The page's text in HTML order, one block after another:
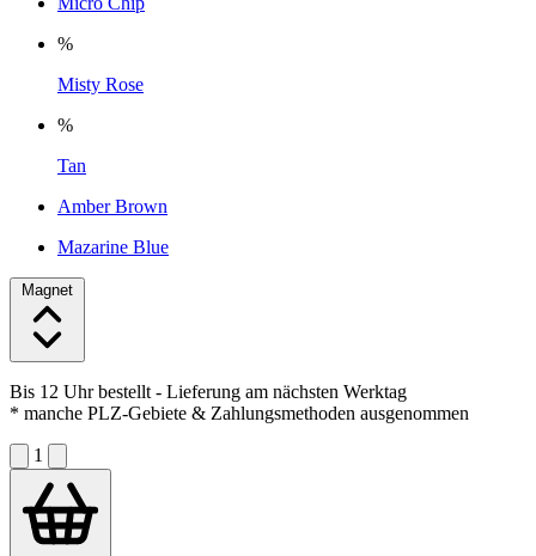
%
Misty Rose
%
Tan
Amber Brown
Mazarine Blue
Magnet
Bis 12 Uhr bestellt - Lieferung am nächsten Werktag
* manche PLZ-Gebiete & Zahlungsmethoden ausgenommen
1